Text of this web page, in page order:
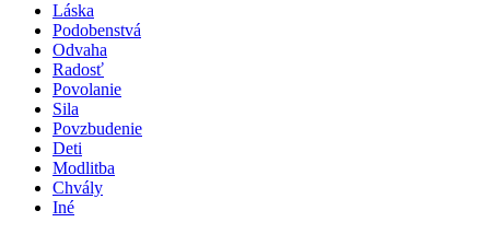
Láska
Podobenstvá
Odvaha
Radosť
Povolanie
Sila
Povzbudenie
Deti
Modlitba
Chvály
Iné